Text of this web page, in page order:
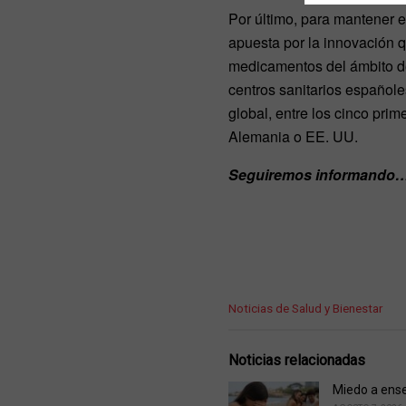
Por último, para mantener
apuesta por la innovación
medicamentos del ámbito
centros sanitarios
global, entre los cinco
Alemania o EE. UU.
Seguiremos
C
e
Noticias de Salud y Bienestar
Noticias relacionadas
Miedo a